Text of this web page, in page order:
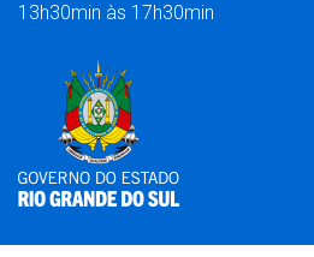
13h30min às 17h30min